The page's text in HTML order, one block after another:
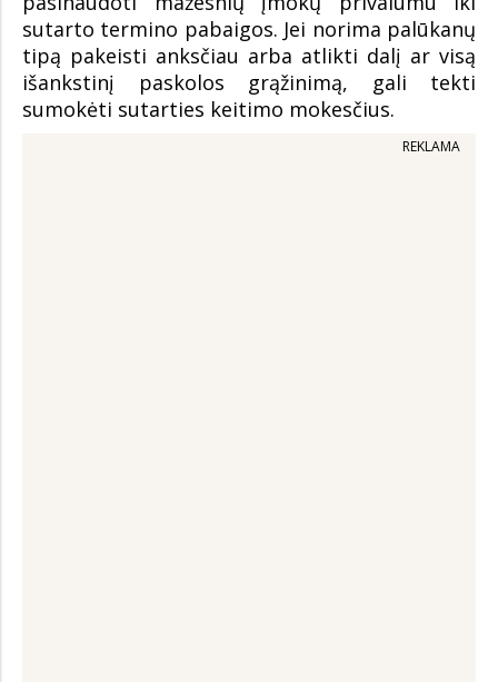
sutarto termino pabaigos. Jei norima palūkanų
tipą pakeisti anksčiau arba atlikti dalį ar visą
išankstinį paskolos grąžinimą, gali tekti
sumokėti sutarties keitimo mokesčius.
REKLAMA